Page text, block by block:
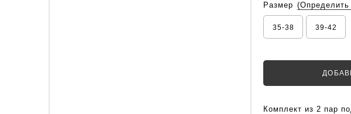
Размер (Определить
35-38 39-42
Комплект из 2 пар